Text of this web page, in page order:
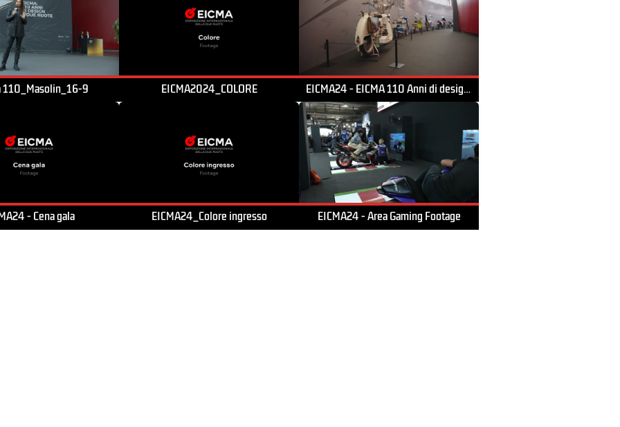
110_Masolin_16-9 EICMA2024_COLORE EICMA24 - EICMA 110 Anni di design a due ruote
- Cena gala EICMA24_Colore ingresso EICMA24 - Area Gaming Footage